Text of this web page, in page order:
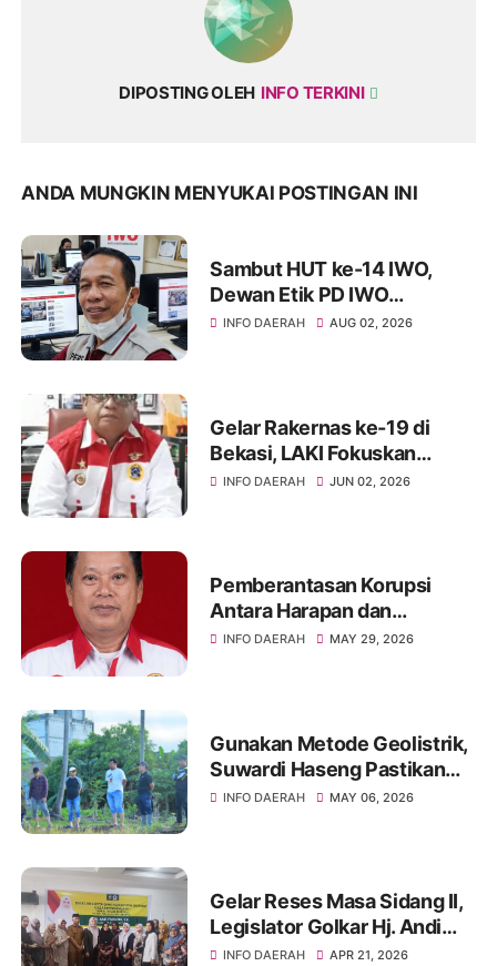
DIPOSTING OLEH INFO TERKINI
ANDA MUNGKIN MENYUKAI POSTINGAN INI
Sambut HUT ke-14 IWO,
Dewan Etik PD IWO
Soppeng Tekankan
INFO DAERAH AUG 02, 2026
Gelar Rakernas ke-19 di
Bekasi, LAKI Fokuskan
Sinergitas Pengawasan
INFO DAERAH JUN 02, 2026
Pemberantasan Korupsi
Antara Harapan dan
Kenyataan
INFO DAERAH MAY 29, 2026
Gunakan Metode Geolistrik,
Suwardi Haseng Pastikan
Akurasi Titik Air untuk
INFO DAERAH MAY 06, 2026
Gelar Reses Masa Sidang II,
Legislator Golkar Hj. Andi
Wahda Komitmen
INFO DAERAH APR 21, 2026